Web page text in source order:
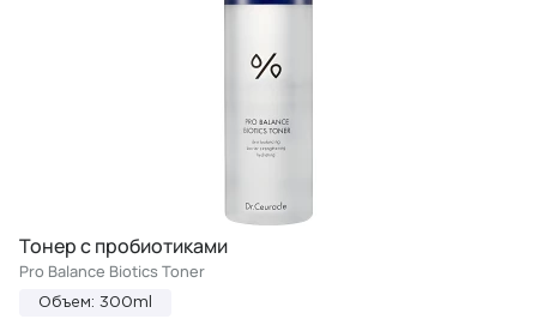
Тонер с пробиотиками
Pro Balance Biotics Toner
Объем: 300ml